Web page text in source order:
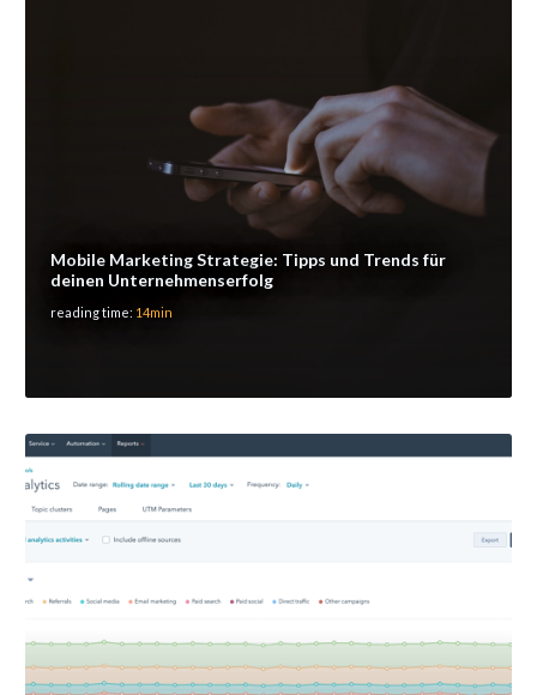
Mobile Marketing Strategie: Tipps und Trends für
deinen Unternehmenserfolg
reading time: 14min